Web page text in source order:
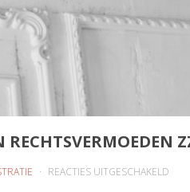
REACTIES UITGESCHAKELD